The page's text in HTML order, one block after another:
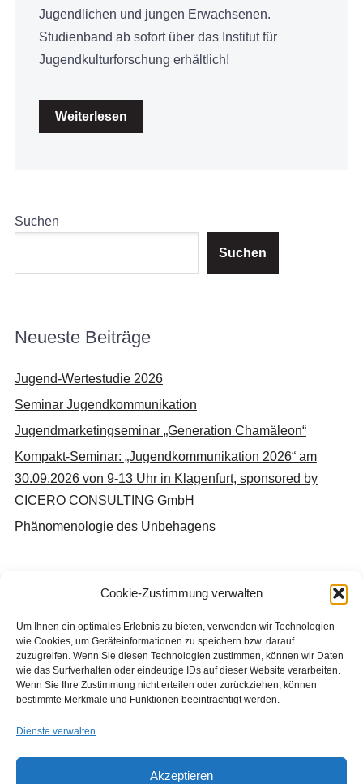
Cookie-Zustimmung verwalten
Um Ihnen ein optimales Erlebnis zu bieten, verwenden wir Technologien
wie Cookies, um Geräteinformationen zu speichern bzw. darauf
zuzugreifen. Wenn Sie diesen Technologien zustimmen, können wir Daten
wie das Surfverhalten oder eindeutige IDs auf dieser Website verarbeiten.
Wenn Sie Ihre Zustimmung nicht erteilen oder zurückziehen, können
bestimmte Merkmale und Funktionen beeinträchtigt werden.
Dienste verwalten
Akzeptieren
Jugendlichen und jungen Erwachsenen.
Studienband ab sofort über das Institut für
Jugendkulturforschung erhältlich!
Weiterlesen
Suchen
Suchen
Neueste Beiträge
Jugend-Wertestudie 2026
Seminar Jugendkommunikation
Jugendmarketingseminar „Generation Chamäleon“
Kompakt-Seminar: „Jugendkommunikation 2026“ am
30.09.2026 von 9-13 Uhr in Klagenfurt, sponsored by
CICERO CONSULTING GmbH
Phänomenologie des Unbehagens
Keine Kommentare vorhanden.